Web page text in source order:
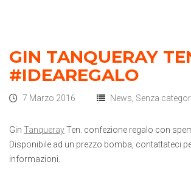
GIN TANQUERAY
#IDEAREGALO
7 Marzo 2016 News Senza
Gin TanquerayTen. confezione regalo con
Disponibile ad un prezzo bomba, contattateci
informazioni.